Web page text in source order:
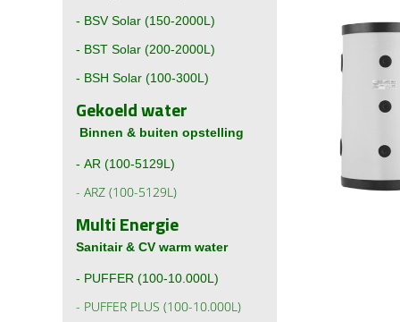
- BSV Solar (150-2000L)
- BST Solar (200-2000L)
- BSH Solar (100-300L)
Gekoeld water
Binnen & buiten opstelling
- AR (100-5129L)
- ARZ (100-5129L)
Multi Energie
Sanitair & CV warm water
- PUFFER (100-10.000L)
- PUFFER PLUS (100-10.000L)